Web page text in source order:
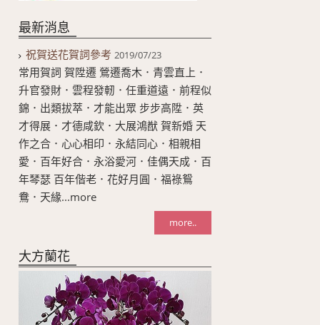
最新消息
祝賀送花賀詞參考 2019/07/23
常用賀詞 賀陞遷 鶯遷喬木．青雲直上．
升官發財．雲程發軔．任重道遠．前程似
錦．出類拔萃．才能出眾 步步高陞．英
才得展．才德咸欽．大展鴻猷 賀新婚 天
作之合．心心相印．永結同心．相親相
愛．百年好合．永浴愛河．佳偶天成．百
年琴瑟 百年偕老．花好月圓．福祿鴛
鴦．天緣...more
more..
大方蘭花